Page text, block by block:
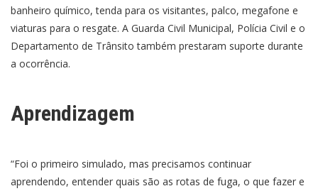
banheiro químico, tenda para os visitantes, palco, megafone e
viaturas para o resgate. A Guarda Civil Municipal, Polícia Civil e o
Departamento de Trânsito também prestaram suporte durante
a ocorrência.
Aprendizagem
“Foi o primeiro simulado, mas precisamos continuar
aprendendo, entender quais são as rotas de fuga, o que fazer e